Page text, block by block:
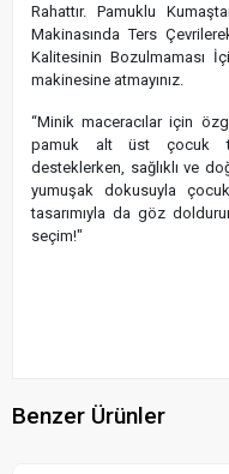
Rahattır. Pamuklu
Makinasında Ters
Kalitesinin Bozulmaması
makinesine atmayınız.
“Minik maceracılar için
pamuk alt üst çocuk
desteklerken, sağlıklı ve
yumuşak dokusuyla
tasarımıyla da göz
seçim!"
Benzer Ürünler